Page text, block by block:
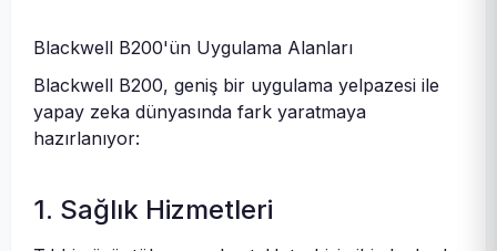
Blackwell B200'ün Uygulama Alanları
Blackwell B200, geniş bir uygulama yelpazesi ile
yapay zeka dünyasında fark yaratmaya
hazırlanıyor:
1. Sağlık Hizmetleri